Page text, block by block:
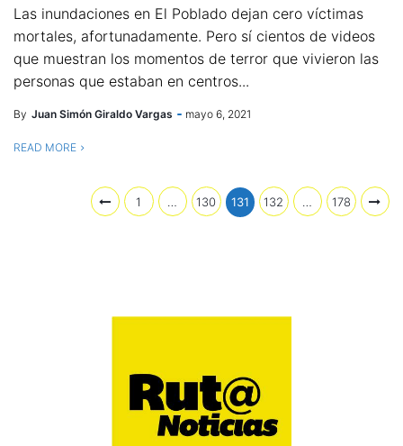
Las inundaciones en El Poblado dejan cero víctimas
mortales, afortunadamente. Pero sí cientos de videos
que muestran los momentos de terror que vivieron las
personas que estaban en centros...
By Juan Simón Giraldo Vargas mayo 6, 2021
READ MORE
1 … 130 131 132 … 178